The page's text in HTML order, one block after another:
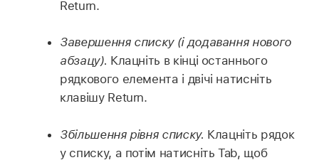
Return.
Завершення списку (і додавання нового
абзацу). Клацніть в кінці останнього
рядкового елемента і двічі натисніть
клавішу Return.
Збільшення рівня списку. Клацніть рядок
у списку, а потім натисніть Tab, щоб